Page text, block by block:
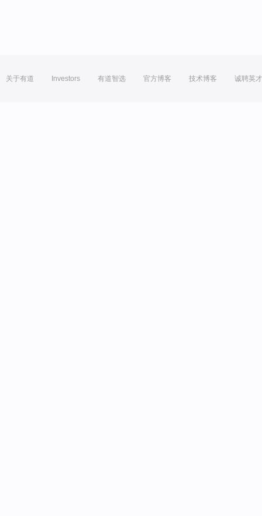
关于有道 Investors 有道智选 官方博客 技术博客 诚聘英才